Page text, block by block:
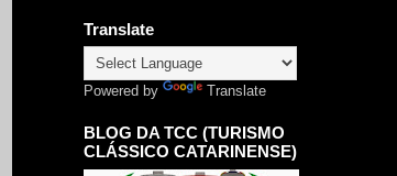
Translate
Powered by Translate
BLOG DA TCC (TURISMO
CLÁSSICO CATARINENSE)